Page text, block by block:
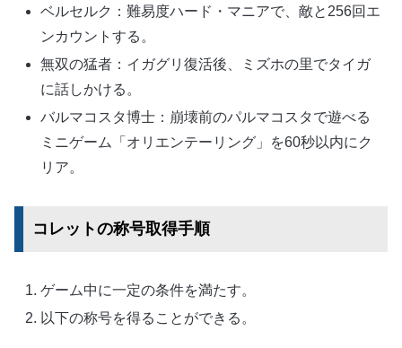
ベルセルク：難易度ハード・マニアで、敵と256回エ
ンカウントする。
無双の猛者：イガグリ復活後、ミズホの里でタイガ
に話しかける。
バルマコスタ博士：崩壊前のパルマコスタで遊べる
ミニゲーム「オリエンテーリング」を60秒以内にク
リア。
コレットの称号取得手順
ゲーム中に一定の条件を満たす。
以下の称号を得ることができる。